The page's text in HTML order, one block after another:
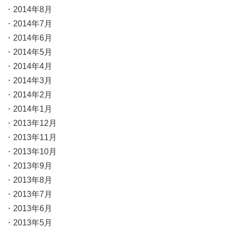
2014年8月
2014年7月
2014年6月
2014年5月
2014年4月
2014年3月
2014年2月
2014年1月
2013年12月
2013年11月
2013年10月
2013年9月
2013年8月
2013年7月
2013年6月
2013年5月